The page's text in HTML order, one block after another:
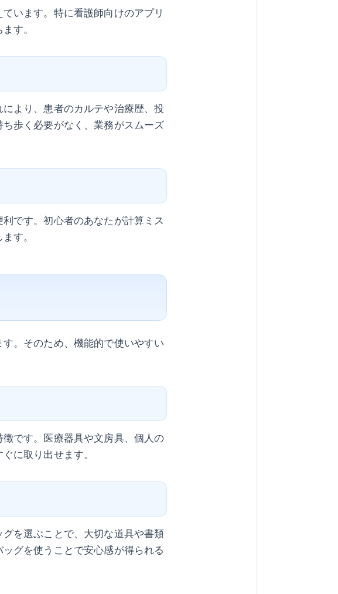
います。特に看護師向けのアプリ
す。
より、患者のカルテや治療歴、投
歩く必要がなく、業務がスムーズ
です。初心者のあなたが計算ミス
す。
。そのため、機能的で使いやすい
です。医療器具や文房具、個人の
に取り出せます。
を選ぶことで、大切な道具や書類
グを使うことで安心感が得られる